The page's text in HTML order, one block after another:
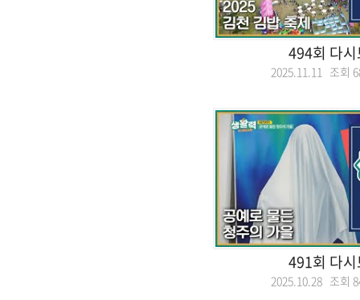
494회 다
2025.11.11 조회
491회 다
2025.10.28 조회